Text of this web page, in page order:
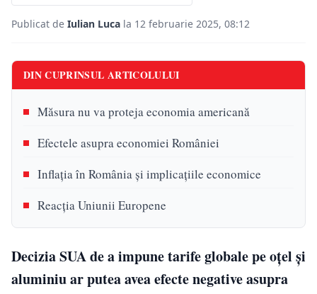
Publicat de Iulian Luca la 12 februarie 2025, 08:12
DIN CUPRINSUL ARTICOLULUI
Măsura nu va proteja economia americană
Efectele asupra economiei României
Inflația în România și implicațiile economice
Reacția Uniunii Europene
Decizia SUA de a impune tarife globale pe oțel și
aluminiu ar putea avea efecte negative asupra